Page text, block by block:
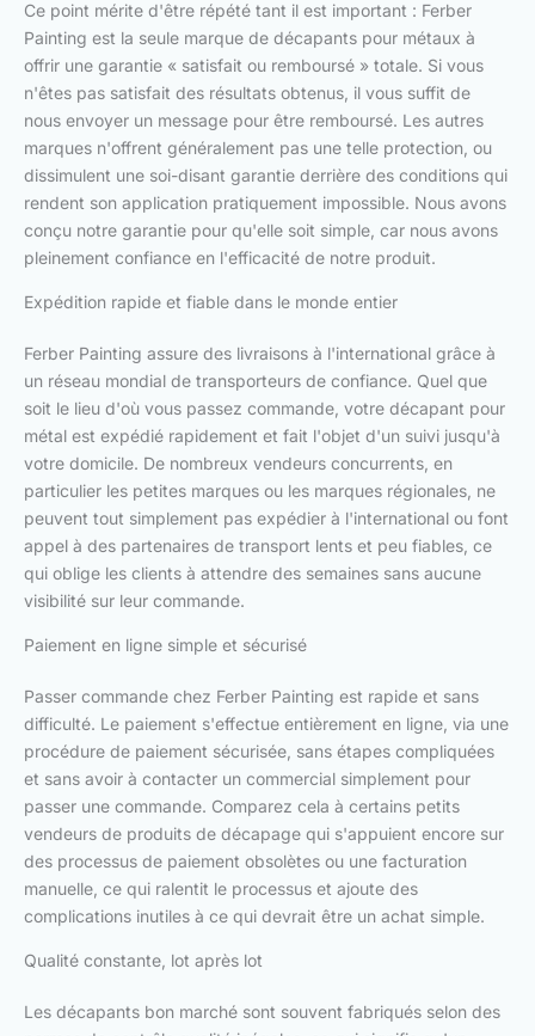
Ce point mérite d'être répété tant il est important : Ferber
Painting est la seule marque de décapants pour métaux à
offrir une garantie « satisfait ou remboursé » totale. Si vous
n'êtes pas satisfait des résultats obtenus, il vous suffit de
nous envoyer un message pour être remboursé. Les autres
marques n'offrent généralement pas une telle protection, ou
dissimulent une soi-disant garantie derrière des conditions qui
rendent son application pratiquement impossible. Nous avons
conçu notre garantie pour qu'elle soit simple, car nous avons
pleinement confiance en l'efficacité de notre produit.
Expédition rapide et fiable dans le monde entier
Ferber Painting assure des livraisons à l'international grâce à
un réseau mondial de transporteurs de confiance. Quel que
soit le lieu d'où vous passez commande, votre décapant pour
métal est expédié rapidement et fait l'objet d'un suivi jusqu'à
votre domicile. De nombreux vendeurs concurrents, en
particulier les petites marques ou les marques régionales, ne
peuvent tout simplement pas expédier à l'international ou font
appel à des partenaires de transport lents et peu fiables, ce
qui oblige les clients à attendre des semaines sans aucune
visibilité sur leur commande.
Paiement en ligne simple et sécurisé
Passer commande chez Ferber Painting est rapide et sans
difficulté. Le paiement s'effectue entièrement en ligne, via une
procédure de paiement sécurisée, sans étapes compliquées
et sans avoir à contacter un commercial simplement pour
passer une commande. Comparez cela à certains petits
vendeurs de produits de décapage qui s'appuient encore sur
des processus de paiement obsolètes ou une facturation
manuelle, ce qui ralentit le processus et ajoute des
complications inutiles à ce qui devrait être un achat simple.
Qualité constante, lot après lot
Les décapants bon marché sont souvent fabriqués selon des